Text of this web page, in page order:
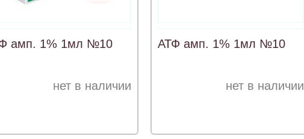
амп. 1% 1мл №10
нет в наличии
АТФ амп. 1% 1мл №10
нет в наличии